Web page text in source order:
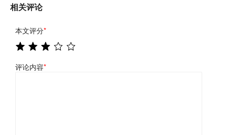
相关评论
本文评分*
评论内容*